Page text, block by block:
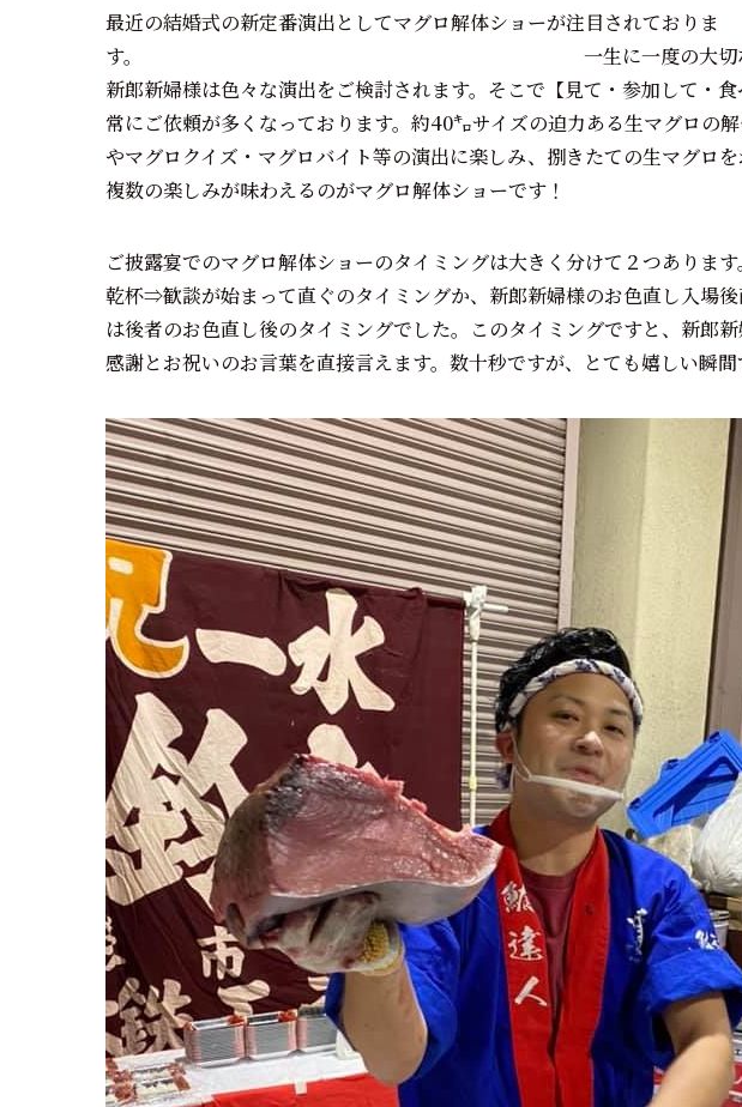
最近の結婚式の新定番演出としてマグロ解体ショーが注目されておりま
す。 一生に一度の大切な時間をより充
新郎新婦様は色々な演出をご検討されます。そこで【見て・参加して・
常にご依頼が多くなっております。約40㌔サイズの迫力ある生マグロの
やマグロクイズ・マグロバイト等の演出に楽しみ、捌きたての生マグロ
複数の楽しみが味わえるのがマグロ解体ショーです！
ご披露宴でのマグロ解体ショーのタイミングは大きく分けて２つありま
乾杯⇒歓談が始まって直ぐのタイミングか、新郎新婦様のお色直し入場
は後者のお色直し後のタイミングでした。このタイミングですと、新郎
感謝とお祝いのお言葉を直接言えます。数十秒ですが、とても嬉しい瞬